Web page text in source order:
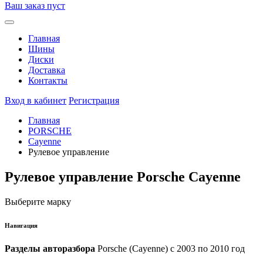
Ваш заказ пуст
Главная
Шины
Диски
Доставка
Контакты
Вход в кабинет Регистрация
Главная
PORSCHE
Cayenne
Рулевое управление
Рулевое управление Porsche Cayenne
Выберите марку
Навигация
Разделы авторазбора Porsche (Cayenne) с 2003 по 2010 год